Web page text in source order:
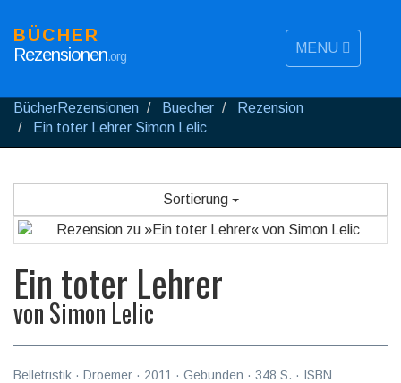
MENU
BÜCHER
Rezensionen.org
BücherRezensionen Buecher
Rezension
Ein toter Lehrer Simon Lelic
Sortierung
Ein toter Lehrer
vonSimon Lelic
Belletristik · Droemer · 2011 · Gebunden · 348 S. · ISBN